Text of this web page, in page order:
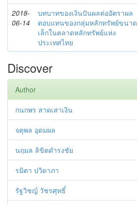
2018-
06-14
บทบาทของเงินปันผลต่ออัตราผล
ตอบแทนของกลุ่มหลักทรัพย์ขนาด
เล็กในตลาดหลักทรัพย์แห่ง
ประเทศไทย
Discover
Author
กนกพร สาดเสาเงิน
จตุพล อุดมผล
นฤมล ลิขิตดำรงชัย
รมิตา ปวิดาภา
รัฐวิชญ์ วัชรศุทธิ์